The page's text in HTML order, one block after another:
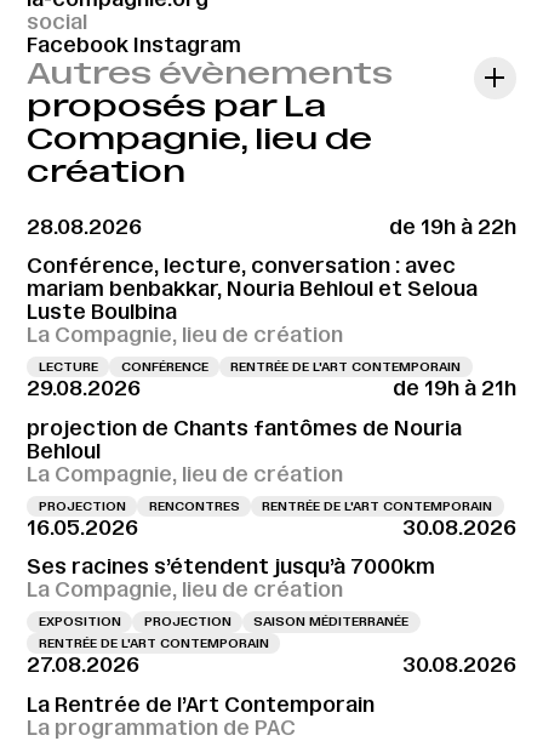
social
Facebook Instagram
Autres évènements
proposés par La
Compagnie, lieu de
création
28.08.2026
de 19h à 22h
Conférence, lecture, conversation : avec
mariam benbakkar, Nouria Behloul et Seloua
Luste Boulbina
La Compagnie, lieu de création
LECTURE CONFÉRENCE RENTRÉE DE L'ART CONTEMPORAIN
29.08.2026
de 19h à 21h
projection de Chants fantômes de Nouria
Behloul
La Compagnie, lieu de création
PROJECTION RENCONTRES RENTRÉE DE L'ART CONTEMPORAIN
16.05.2026
30.08.2026
Ses racines s’étendent jusqu’à 7000km
La Compagnie, lieu de création
EXPOSITION PROJECTION
SAISON MÉDITERRANÉE
RENTRÉE DE L'ART CONTEMPORAIN
27.08.2026
30.08.2026
La Rentrée de l’Art Contemporain
La programmation de PAC